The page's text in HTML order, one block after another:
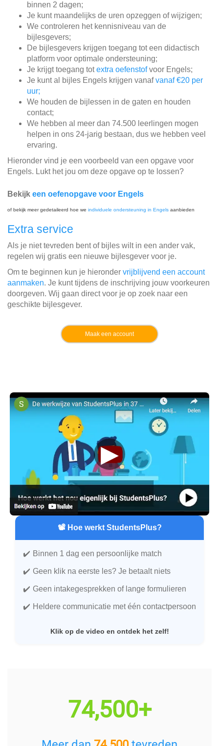
binnen 2 dagen;
Je kunt maandelijks de uren opzeggen of wijzigen;
We controleren het kennisniveau van de
bijlesgevers;
De bijlesgevers krijgen toegang tot een didactisch
platform voor optimale ondersteuning;
Je krijgt toegang totextra oefenstofvoor Engels;
Je kunt al bijles Engels krijgen vanafvanaf €20 per
uur;
We houden de bijlessen in de gaten en houden
contact;
We hebben al meer dan 74.500 leerlingen mogen
helpen in ons 24-jarig bestaan, dus we hebben veel
ervaring.
Hieronder vind je een voorbeeld van een opgave voor
Engels. Lukt het jou om deze opgave op te lossen?
Bekijk een oefenopgave voor Engels
of bekijk meer gedetaileerd hoe we individuele ondersteuning in Engels aanbieden
Extra service
Als je niet tevreden bent of bijles wilt in een ander vak,
regelen wij gratis een nieuwe bijlesgever voor je.
Om te beginnen kun je hieronder vrijblijvend een account
aanmaken. Je kunt tijdens de inschrijving jouw voorkeuren
doorgeven. Wij gaan direct voor je op zoek naar een
geschikte bijlesgever.
Maak een account
▶
📽️ Hoe werkt StudentsPlus?
Binnen 1 dag een persoonlijke match
Geen klik na eerste les? Je betaalt niets
Geen intakegesprekken of lange formulieren
Heldere communicatie met één contactpersoon
Klik op de video en ontdek het zelf!
74,500+